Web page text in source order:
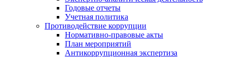
Годовые отчеты
Учетная политика
Противодействие коррупции
Нормативно-правовые акты
План мероприятий
Антикоррупционная экспертиза